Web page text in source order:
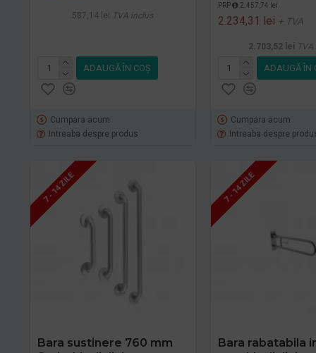
587,14 lei TVA inclus
ADAUGĂ ÎN COŞ
Cumpara acum
Intreaba despre produs
PRP 2.457,74 lei
2.234,31 lei + TVA
2.703,52 lei
ADAUGĂ ÎN
Cumpara acum
Intreaba despre
7 - 14 ZILE
Bara sustinere 760 mm
7 - 14 ZILE
Bara rabatabila